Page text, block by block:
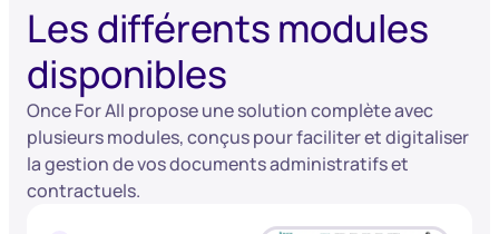
Once For All propose une solution complète avec
plusieurs modules, conçus pour faciliter et digitaliser
la gestion de vos documents administratifs et
contractuels.
Les différents modules
disponibles